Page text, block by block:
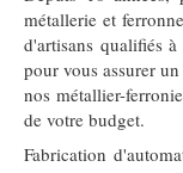
métallerie et
d'artisans qualifiés
pour vous assurer
nos métallier-
de votre budget.
Fabrication